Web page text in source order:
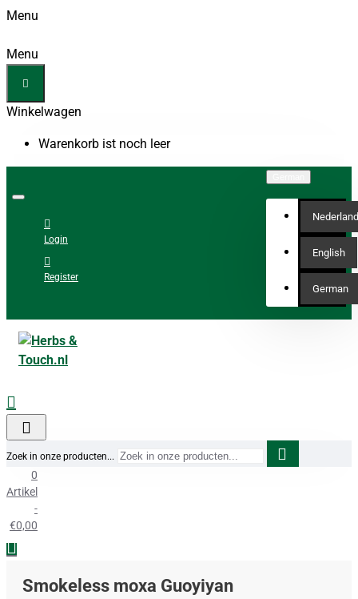
Menu
Menu
Winkelwagen
Warenkorb ist noch leer
Login
Register
English
German
Zoek in onze producten...
0
Artikel
-
€0,00
Smokeless moxa Guoyiyan